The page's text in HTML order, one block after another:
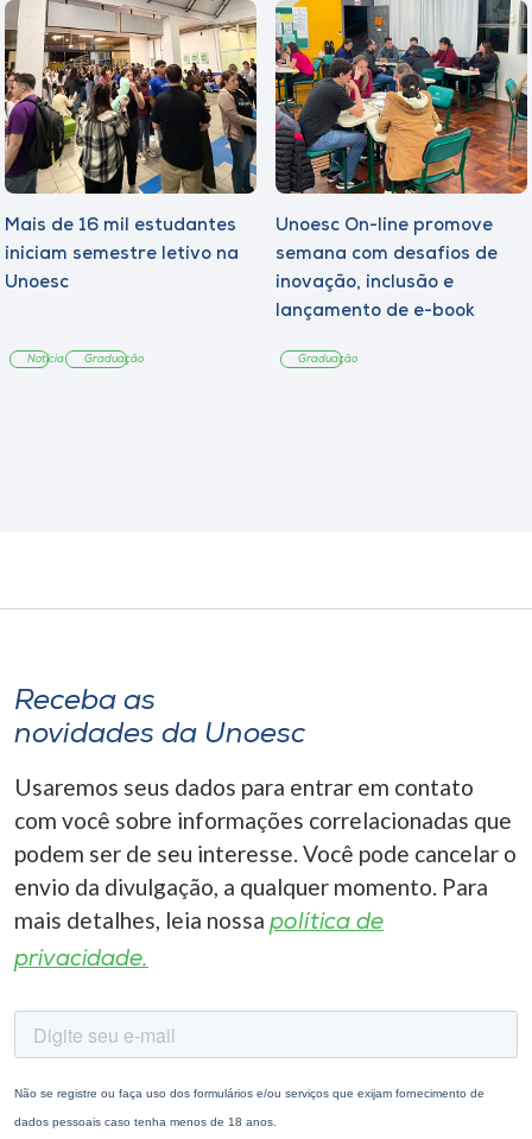
Mais de 16 mil estudantes
iniciam semestre letivo na
Unoesc
Notícia Graduação
Unoesc On-line promove
semana com desafios de
inovação, inclusão e
lançamento de e-book
Graduação
Receba as
novidades da Unoesc
Usaremos seus dados para entrar em contato
com você sobre informações correlacionadas que
podem ser de seu interesse. Você pode cancelar o
envio da divulgação, a qualquer momento. Para
mais detalhes, leia nossa política de
privacidade.